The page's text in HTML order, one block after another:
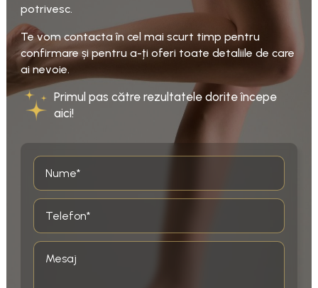
potrivesc.
Te vom contacta în cel mai scurt timp pentru
confirmare și pentru a-ți oferi toate detaliile de care
ai nevoie.
Primul pas către rezultatele dorite începe
aici!